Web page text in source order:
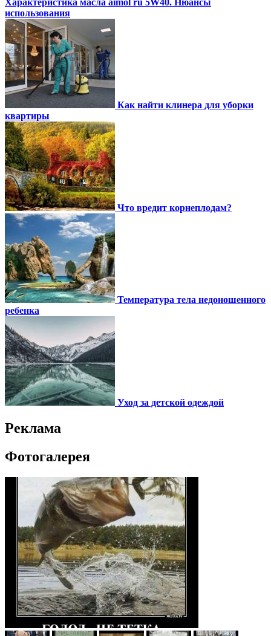
Характеристика масла aimol ru 5W40. Нюансы
использования
Как найти клинера для уборки
квартиры
Что вредит корнеплодам?
Температура тела недоношенного
ребенка
Уход за детской одеждой
Реклама
Фотогалерея